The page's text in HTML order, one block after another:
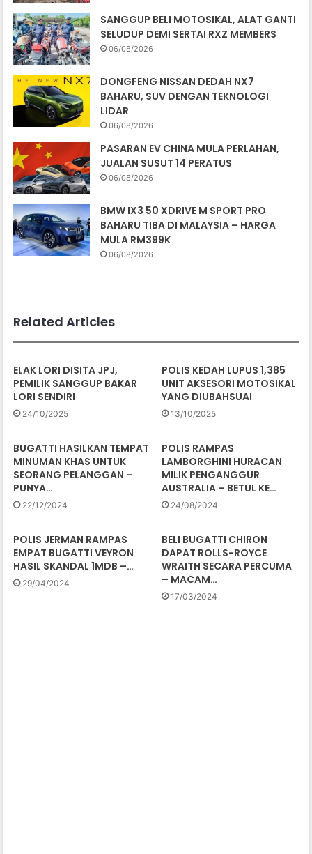
SANGGUP BELI MOTOSIKAL, ALAT GANTI
SELUDUP DEMI SERTAI RXZ MEMBERS
06/08/2026
DONGFENG NISSAN DEDAH NX7
BAHARU, SUV DENGAN TEKNOLOGI
LIDAR
06/08/2026
PASARAN EV CHINA MULA PERLAHAN,
JUALAN SUSUT 14 PERATUS
06/08/2026
BMW IX3 50 XDRIVE M SPORT PRO
BAHARU TIBA DI MALAYSIA – HARGA
MULA RM399K
06/08/2026
Related Articles
ELAK LORI DISITA JPJ,
PEMILIK SANGGUP BAKAR
LORI SENDIRI
24/10/2025
POLIS KEDAH LUPUS 1,385
UNIT AKSESORI MOTOSIKAL
YANG DIUBAHSUAI
13/10/2025
BUGATTI HASILKAN TEMPAT
MINUMAN KHAS UNTUK
SEORANG PELANGGAN –
PUNYA…
22/12/2024
POLIS RAMPAS
LAMBORGHINI HURACAN
MILIK PENGANGGUR
AUSTRALIA – BETUL KE…
24/08/2024
POLIS JERMAN RAMPAS
EMPAT BUGATTI VEYRON
HASIL SKANDAL 1MDB –…
29/04/2024
BELI BUGATTI CHIRON
DAPAT ROLLS-ROYCE
WRAITH SECARA PERCUMA
– MACAM…
17/03/2024